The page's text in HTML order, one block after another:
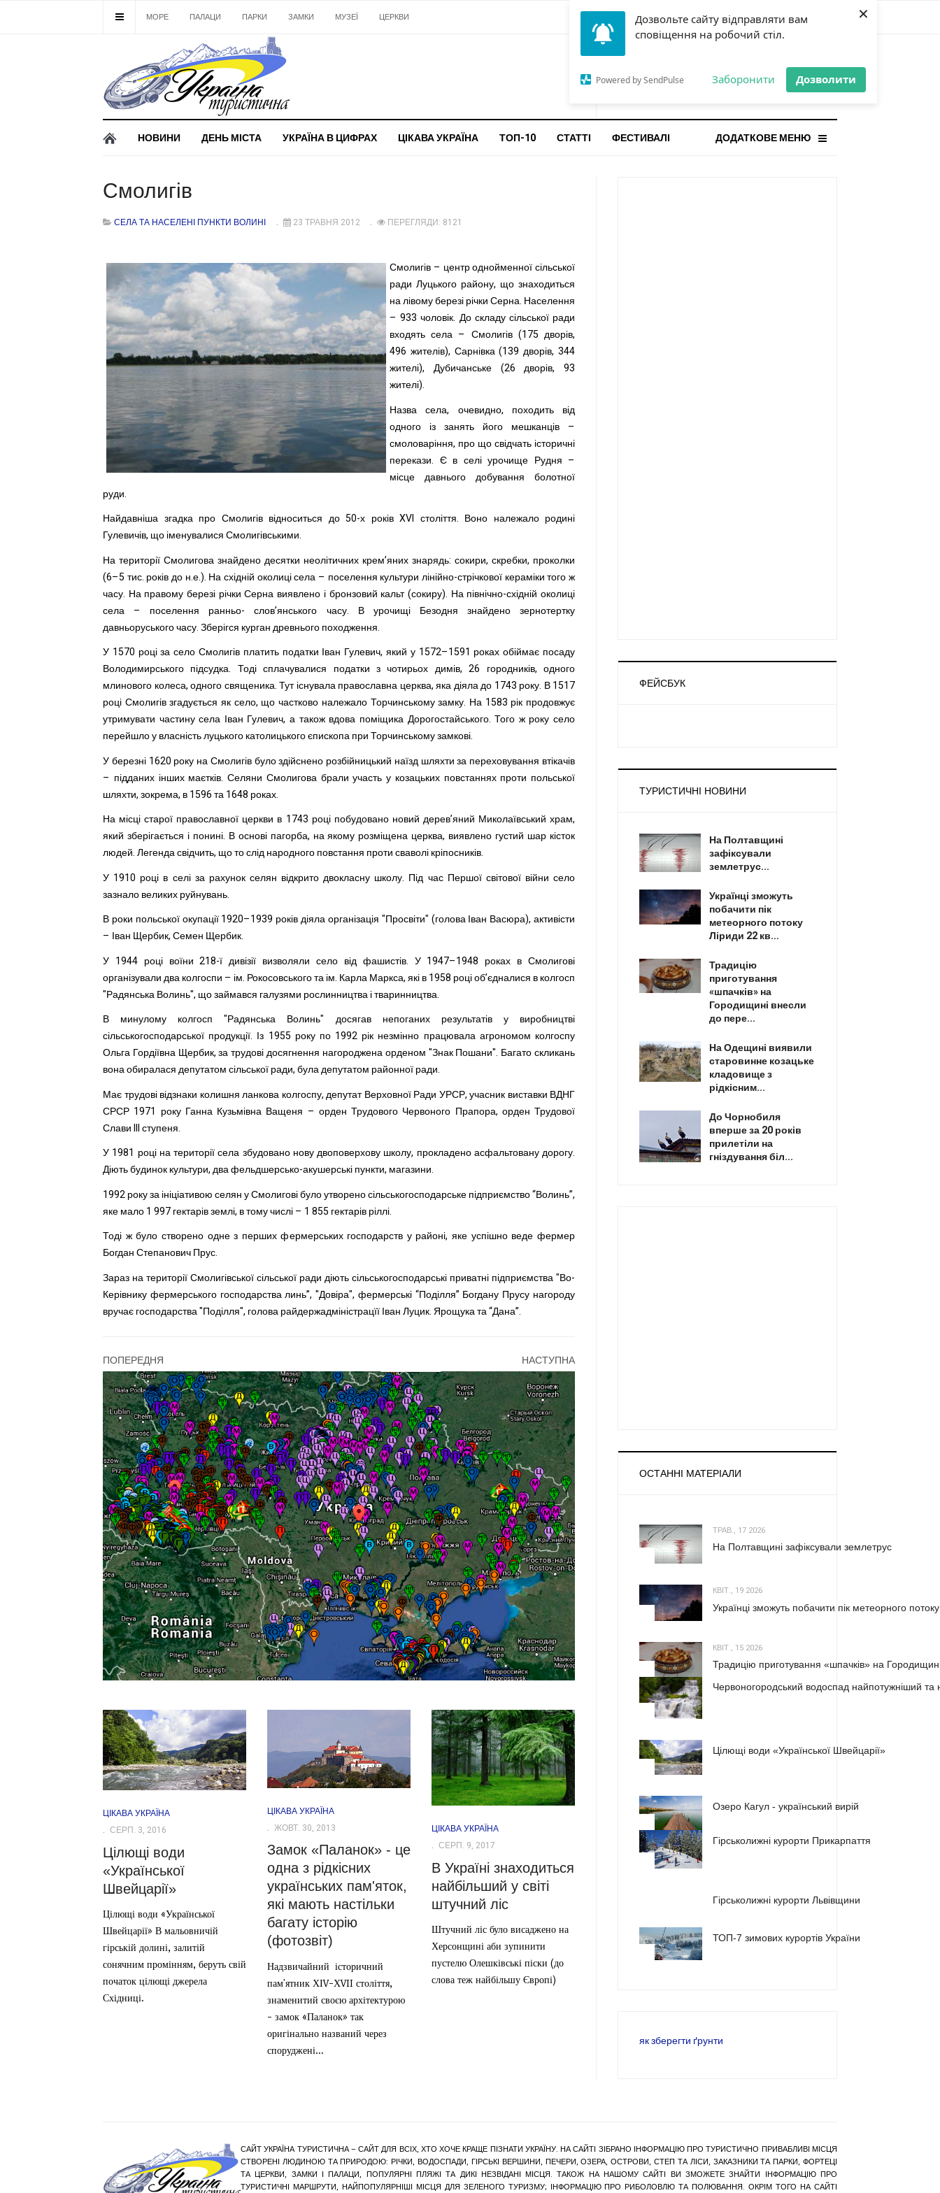
Дозвольте сайту відправляти вам
сповіщення на робочий стіл.
Powered by SendPulse Заборонити Дозволити
×
МОРЕ ПАЛАЦИ ПАРКИ ЗАМКИ МУЗЕЇ ЦЕРКВИ
ОСТАННЯ НОВИНА
Gorilla і відповідальна гра:
чому ліміти важливі поруч із
НОВИНИ ДЕНЬ МІСТА УКРАЇНА В ЦИФРАХ ЦІКАВА УКРАЇНА ТОП-10 СТАТТІ ДОДАТКОВЕ МЕНЮ
ФЕСТИВАЛІ
Смолигів
СЕЛА ТА НАСЕЛЕНІ ПУНКТИ ВОЛИНІ 23 ТРАВНЯ 2012 ПЕРЕГЛЯДИ: 8121
Смолигів – центр однойменної сільської
ради Луцького району, що знаходиться
на лівому березі річки Серна. Населення
– 933 чоловік. До складу сільської ради
входять села – Смолигів (175 дворів,
496 жителів), Сарнівка (139 дворів, 344
жителі), Дубичанське (26 дворів, 93
жителі).
Назва села, очевидно, походить від
одного із занять його мешканців –
смоловаріння, про що свідчать історичні
перекази. Є в селі урочище Рудня –
місце давнього добування болотної
руди.
Найдавніша згадка про Смолигів відноситься до 50-х років XVI століття. Воно належало родині
Гулевичів, що іменувалися Смолигівськими.
На території Смолигова знайдено десятки неолітичних крем’яних знарядь: сокири, скребки, проколки
(6–5 тис. років до н.е.). На східній околиці села – поселення культури лінійно-стрічкової кераміки того ж
часу. На правому березі річки Серна виявлено і бронзовий кальт (сокиру). На північно-східній околиці
села – поселення ранньо- слов’янського часу. В урочищі Безодня знайдено зернотертку
давньоруського часу. Зберігся курган древнього походження.
У 1570 році за село Смолигів платить податки Іван Гулевич, який у 1572–1591 роках обіймає посаду
Володимирського підсудка. Тоді сплачувалися податки з чотирьох димів, 26 городників, одного
млинового колеса, одного священика. Тут існувала православна церква, яка діяла до 1743 року. В 1517
році Смолигів згадується як село, що частково належало Торчинському замку. На 1583 рік продовжує
утримувати частину села Іван Гулевич, а також вдова поміщика Дорогостайського. Того ж року село
перейшло у власність луцького католицького єпископа при Торчинському замкові.
У березні 1620 року на Смолигів було здійснено розбійницький наїзд шляхти за переховування втікачів
– підданих інших маєтків. Селяни Смолигова брали участь у козацьких повстаннях проти польської
шляхти, зокрема, в 1596 та 1648 роках.
На місці старої православної церкви в 1743 році побудовано новий дерев’яний Миколаївський храм,
який зберігається і понині. В основі пагорба, на якому розміщена церква, виявлено густий шар кісток
людей. Легенда свідчить, що то слід народного повстання проти сваволі кріпосників.
У 1910 році в селі за рахунок селян відкрито двокласну школу. Під час Першої світової війни село
зазнало великих руйнувань.
В роки польської окупації 1920–1939 років діяла організація "Просвіти" (голова Іван Васюра), активісти
– Іван Щербик, Семен Щербик.
У 1944 році воїни 218-ї дивізії визволяли село від фашистів. У 1947–1948 роках в Смолигові
організували два колгоспи – ім. Рокосовського та ім. Карла Маркса, які в 1958 році об’єдналися в колгосп
"Радянська Волинь", що займався галузями рослинництва і тваринництва.
В минулому колгосп "Радянська Волинь" досягав непоганих результатів у виробництві
сільськогосподарської продукції. Із 1955 року по 1992 рік незмінно працювала агрономом колгоспу
Ольга Гордіївна Щербик, за трудові досягнення нагороджена орденом "Знак Пошани". Багато скликань
вона обиралася депутатом сільської ради, була депутатом районної ради.
Має трудові відзнаки колишня ланкова колгоспу, депутат Верховної Ради УРСР, учасник виставки ВДНГ
СРСР 1971 року Ганна Кузьмівна Ващеня – орден Трудового Червоного Прапора, орден Трудової
Слави III ступеня.
У 1981 році на території села збудовано нову двоповерхову школу, прокладено асфальтовану дорогу.
Діють будинок культури, два фельдшерсько-акушерські пункти, магазини.
1992 року за ініціативою селян у Смолигові було утворено сільськогосподарське підприємство “Волинь”,
яке мало 1 997 гектарів землі, в тому числі – 1 855 гектарів ріллі.
Тоді ж було створено одне з перших фермерських господарств у районі, яке успішно веде фермер
Богдан Степанович Прус.
Зараз на території Смолигівської сільської ради діють сільськогосподарські приватні підприємства "Во-
Керівнику фермерського господарства линь”, "Довіра", фермерські “Поділля” Богдану Прусу нагороду
вручає господарства "Поділля", голова райдержадміністрацїї Іван Луцик. Ярощука та “Дана”.
ПОПЕРЕДНЯ НАСТУПНА
ЦІКАВА УКРАЇНА
СЕРП. 3, 2016
Цілющі води
«Української
Швейцарії»
Цілющі води «Української
Швейцарії» В мальовничій
гірській долині, залитій
сонячним промінням, беруть свій
початок цілющі джерела
Східниці.
ЦІКАВА УКРАЇНА
ЖОВТ. 30, 2013
Замок «Паланок» - це
одна з рідкісних
українських пам'яток,
які мають настільки
багату історію
(фотозвіт)
Надзвичайний історичний
пам'ятник ХІV-ХVII століття,
знаменитий своєю архітектурою
- замок «Паланок» так
оригінально названий через
споруджені...
ЦІКАВА УКРАЇНА
СЕРП. 9, 2017
В Україні знаходиться
найбільший у світі
штучний ліс
Штучний ліс було висаджено на
Херсонщині аби зупинити
пустелю Олешківські піски (до
слова теж найбільшу Європі)
ФЕЙСБУК
ТУРИСТИЧНІ НОВИНИ
На Полтавщині
зафіксували
землетрус...
Українці зможуть
побачити пік
метеорного потоку
Ліриди 22 кв...
Традицію
приготування
«шпачків» на
Городищині внесли
до пере...
На Одещині виявили
старовинне козацьке
кладовище з
рідкісним...
До Чорнобиля
вперше за 20 років
прилетіли на
гніздування біл...
ОСТАННІ МАТЕРІАЛИ
ТРАВ., 17 2026
На Полтавщині зафіксували землетрус
КВІТ., 19 2026
Українці зможуть побачити пік метеорного
КВІТ., 15 2026
Традицію приготування «шпачків» на
Червоногородський водоспад найпотужніший та
Цілющі води «Української Швейцарії»
Озеро Кагул - український вирій
Гірськолижні курорти Прикарпаття
Гірськолижні курорти Львівщини
ТОП-7 зимових курортів України
як зберегти ґрунти
САЙТ УКРАЇНА ТУРИСТИЧНА – САЙТ ДЛЯ ВСІХ, ХТО ХОЧЕ КРАЩЕ ПІЗНАТИ УКРАЇНУ. НА САЙТІ ЗІБРАНО ІНФОРМАЦІЮ ПРО ТУРИСТИЧНО ПРИВАБЛИВІ МІСЦЯ
СТВОРЕНІ ЛЮДИНОЮ ТА ПРИРОДОЮ: РІЧКИ, ВОДОСПАДИ, ГІРСЬКІ ВЕРШИНИ, ПЕЧЕРИ, ОЗЕРА, ОСТРОВИ, СТЕП ТА ЛІСИ, ЗАКАЗНИКИ ТА ПАРКИ, ФОРТЕЦІ
ТА ЦЕРКВИ, ЗАМКИ І ПАЛАЦИ, ПОПУЛЯРНІ ПЛЯЖІ ТА ДИКІ НЕЗВІДАНІ МІСЦЯ. ТАКОЖ НА НАШОМУ САЙТІ ВИ ЗМОЖЕТЕ ЗНАЙТИ ІНФОРМАЦІЮ ПРО
ТУРИСТИЧНІ МАРШРУТИ, НАЙПОПУЛЯРНІШІ МІСЦЯ ДЛЯ ЗЕЛЕНОГО ТУРИЗМУ; ІНФОРМАЦІЮ ПРО РИБОЛОВЛЮ ТА ПОЛЮВАННЯ. ОКРІМ ТОГО НА САЙТІ